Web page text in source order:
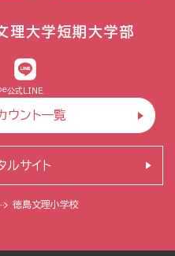
理大学短期大学部
公式LINE
ウント一覧
徳島文理小学校
ルサイト